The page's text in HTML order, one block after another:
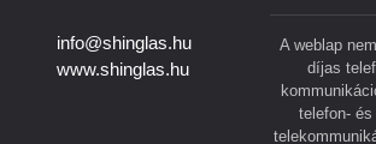
info@shinglas.hu
www.shinglas.hu
A weblap
díjas
telefon-